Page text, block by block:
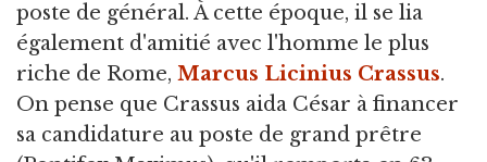
poste de général. À cette époque, il se lia
également d'amitié avec l'homme le plus
riche de Rome, Marcus Licinius Crassus.
On pense que Crassus aida César à financer
sa candidature au poste de grand prêtre